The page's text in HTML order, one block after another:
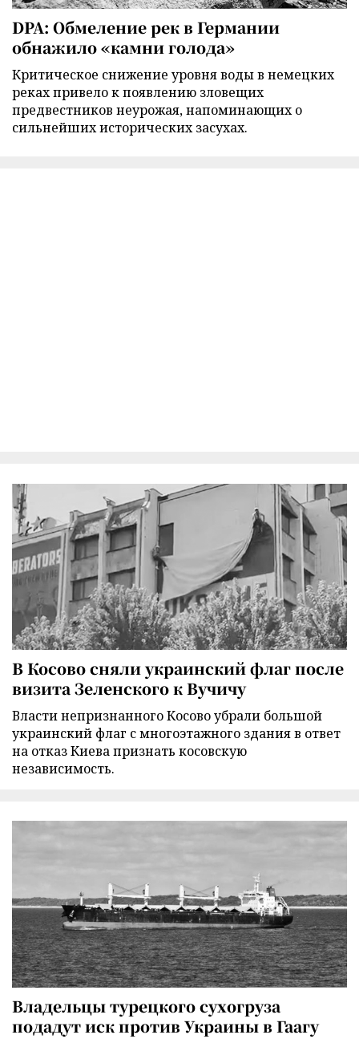
DPA: Обмеление рек в Германии
обнажило «камни голода»
Критическое снижение уровня воды в немецких
реках привело к появлению зловещих
предвестников неурожая, напоминающих о
сильнейших исторических засухах.
В Косово сняли украинский флаг после
визита Зеленского к Вучичу
Власти непризнанного Косово убрали большой
украинский флаг с многоэтажного здания в ответ
на отказ Киева признать косовскую
независимость.
Владельцы турецкого сухогруза
подадут иск против Украины в Гаагу